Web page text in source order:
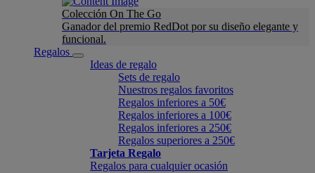
Colección On The Go
Ganador del premio RedDot por su diseño elegante y
funcional.
Regalos
Ideas de regalo
Sets de regalo
Nuestros regalos favoritos
Regalos inferiores a 50€
Regalos inferiores a 100€
Regalos inferiores a 250€
Regalos superiores a 250€
Tarjeta Regalo
Regalos para cualquier ocasión